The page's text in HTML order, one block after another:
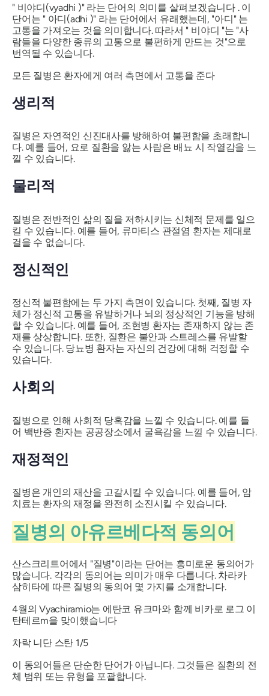
" 비야디(vyadhi )" 라는 단어의 의미를 살펴보겠습니다 . 이
단어는 " 아디(adhi )" 라는 단어에서 유래했는데, "아디" 는
고통을 가져오는 것을 의미합니다. 따라서 " 비야디 "는 "사
람들을 다양한 종류의 고통으로 불편하게 만드는 것"으로
번역될 수 있습니다.
모든 질병은 환자에게 여러 측면에서 고통을 준다
생리적
질병은 자연적인 신진대사를 방해하여 불편함을 초래합니
다. 예를 들어, 요로 질환을 앓는 사람은 배뇨 시 작열감을 느
낄 수 있습니다.
물리적
질병은 전반적인 삶의 질을 저하시키는 신체적 문제를 일으
킬 수 있습니다. 예를 들어, 류마티스 관절염 환자는 제대로
걸을 수 없습니다.
정신적인
정신적 불편함에는 두 가지 측면이 있습니다. 첫째, 질병 자
체가 정신적 고통을 유발하거나 뇌의 정상적인 기능을 방해
할 수 있습니다. 예를 들어, 조현병 환자는 존재하지 않는 존
재를 상상합니다. 또한, 질환은 불안과 스트레스를 유발할
수 있습니다. 당뇨병 환자는 자신의 건강에 대해 걱정할 수
있습니다.
사회의
질병으로 인해 사회적 당혹감을 느낄 수 있습니다. 예를 들
어 백반증 환자는 공공장소에서 굴욕감을 느낄 수 있습니다.
재정적인
질병은 개인의 재산을 고갈시킬 수 있습니다. 예를 들어, 암
치료는 환자의 재정을 완전히 소진시킬 수 있습니다.
질병의 아유르베다적 동의어
산스크리트어에서 "질병"이라는 단어는 흥미로운 동의어가
많습니다. 각각의 동의어는 의미가 매우 다릅니다. 차라카
삼히타에 따른 질병의 동의어 몇 가지를 소개합니다.
4월의 Vyachiramio는 에탄코 유크마와 함께 비카로 로그 이
탄테르m을 맞이했습니다
차락 니단 스탄 1/5
이 동의어들은 단순한 단어가 아닙니다. 그것들은 질환의 전
체 범위 또는 유형을 포괄합니다.